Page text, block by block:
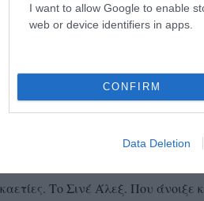
I want to allow Google to enable
web or device identifiers in apps.
CONFIRM
Data Deletion
κομπιούτερ
με τα νέα μηχανήματα”
Το Σινέ Άλεξ. Που άνοιξε